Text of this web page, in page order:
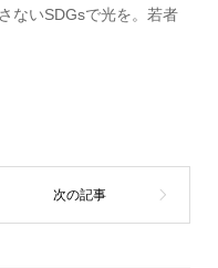
ないSDGsで光を。若者